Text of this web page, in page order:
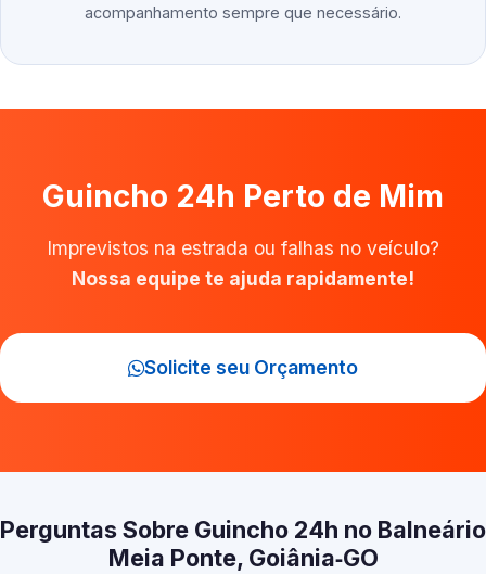
acompanhamento sempre que necessário.
Guincho 24h Perto de Mim
Imprevistos na estrada ou falhas no veículo?
Nossa equipe te ajuda rapidamente!
Solicite seu Orçamento
Perguntas Sobre Guincho 24h no Balneário
Meia Ponte, Goiânia‑GO